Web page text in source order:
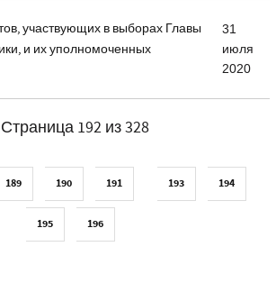
участвующих в выборах Главы
и их уполномоченных
31
июля
2020
Страница 192 из 328
189 190 191 193 194
195 196